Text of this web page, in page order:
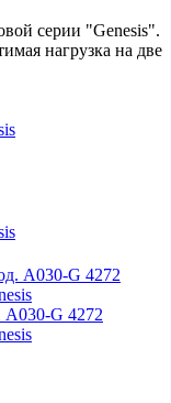
серии "Genesis".
нагрузка на две
A030-G 4272